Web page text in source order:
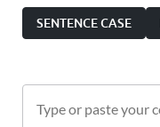
SENTENCE CASE